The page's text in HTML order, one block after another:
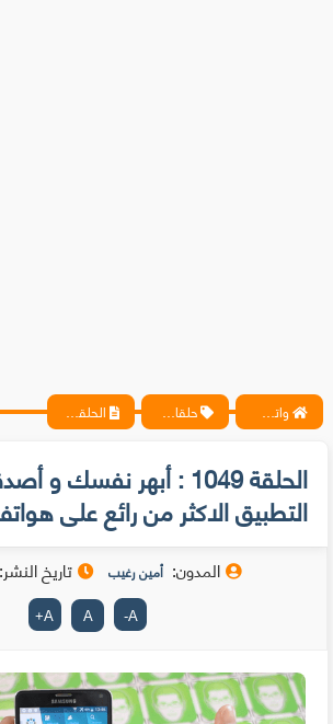
واتس آب ، فيسبوك ، أنترنت ، شروحات تقنية حصرية - المحترف حلقات متخصيصي الحماية الحلقة 1049 : أبهر نفسك و أصدقائك بهذا التطبيق الاكثر من رائع على هواتف أندرويد
الحلقة 1049 : أبهر نفسك
التطبيق الاكثر من رائع على
المدون: أمين رغيب تاريخ النشر:
A
-
A
A
+